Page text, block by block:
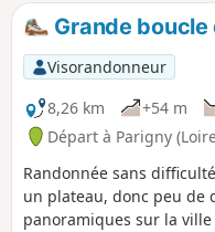
Grande boucle
Visorandonneur
8,26 km
+54 m
Départ à Parigny
Randonnée sans
un plateau, donc peu de
panoramiques sur la